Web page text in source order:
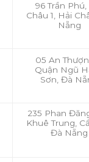
96 Trần Phú,
Châu 1, Hải
Nẵng
05 An
Quận Ngũ
Sơn, Đà
235 Phan
Khuê Trung,
Đà Nẵng